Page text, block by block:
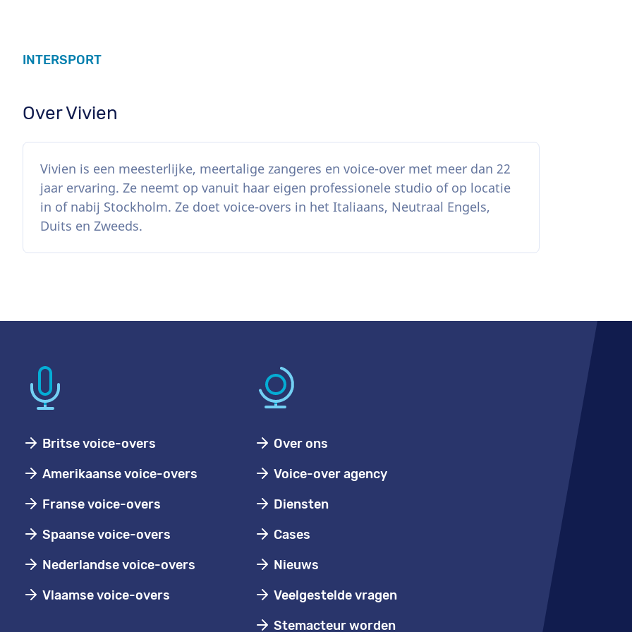
INTERSPORT
Over Vivien
Vivien is een meesterlijke, meertalige zangeres en voice-over met meer dan 22
jaar ervaring. Ze neemt op vanuit haar eigen professionele studio of op locatie
in of nabij Stockholm. Ze doet voice-overs in het Italiaans, Neutraal Engels,
Duits en Zweeds.
Britse voice-overs
Amerikaanse voice-overs
Franse voice-overs
Spaanse voice-overs
Nederlandse voice-overs
Vlaamse voice-overs
Over ons
Voice-over agency
Diensten
Cases
Nieuws
Veelgestelde vragen
Stemacteur worden